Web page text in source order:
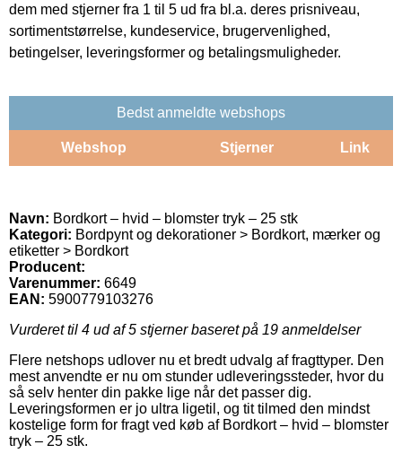
dem med stjerner fra 1 til 5 ud fra bl.a. deres prisniveau,
sortimentstørrelse, kundeservice, brugervenlighed,
betingelser, leveringsformer og betalingsmuligheder.
Bedst anmeldte webshops
Webshop Stjerner Link
Navn: Bordkort – hvid – blomster tryk – 25 stk
Kategori: Bordpynt og dekorationer > Bordkort, mærker og
etiketter > Bordkort
Producent:
Varenummer: 6649
EAN: 5900779103276
Vurderet til 4 ud af 5 stjerner baseret på 19 anmeldelser
Flere netshops udlover nu et bredt udvalg af fragttyper. Den
mest anvendte er nu om stunder udleveringssteder, hvor du
så selv henter din pakke lige når det passer dig.
Leveringsformen er jo ultra ligetil, og tit tilmed den mindst
kostelige form for fragt ved køb af Bordkort – hvid – blomster
tryk – 25 stk.